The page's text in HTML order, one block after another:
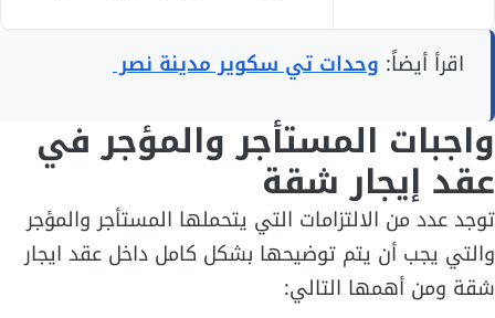
اقرأ أيضاً: وحدات تي سكوير مدينة نصر
واجبات المستأجر والمؤجر في
عقد إيجار شقة
توجد عدد من الالتزامات التي يتحملها المستأجر والمؤجر
والتي يجب أن يتم توضيحها بشكل كامل داخل عقد ايجار
شقة ومن أهمها التالي: